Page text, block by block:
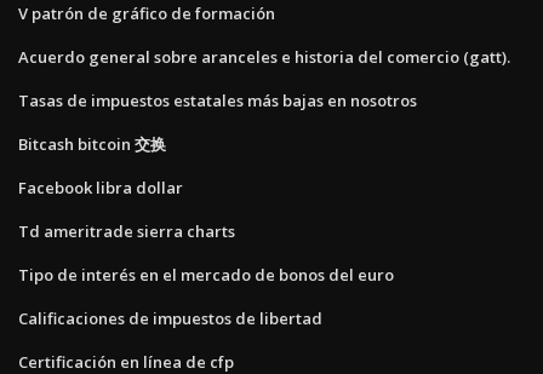
V patrón de gráfico de formación
Acuerdo general sobre aranceles e historia del comercio (gatt).
Tasas de impuestos estatales más bajas en nosotros
Bitcash bitcoin 交换
Facebook libra dollar
Td ameritrade sierra charts
Tipo de interés en el mercado de bonos del euro
Calificaciones de impuestos de libertad
Certificación en línea de cfp